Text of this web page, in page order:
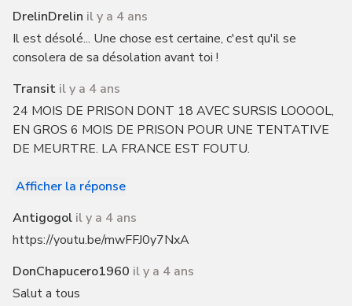
DrelinDrelin il y a 4 ans
Il est désolé... Une chose est certaine, c'est qu'il se
consolera de sa désolation avant toi !
Transit il y a 4 ans
24 MOIS DE PRISON DONT 18 AVEC SURSIS LOOOOL,
EN GROS 6 MOIS DE PRISON POUR UNE TENTATIVE
DE MEURTRE. LA FRANCE EST FOUTU.
Afficher la réponse
Antigogol il y a 4 ans
https://youtu.be/mwFFJ0y7NxA
DonChapucero1960 il y a 4 ans
Salut a tous